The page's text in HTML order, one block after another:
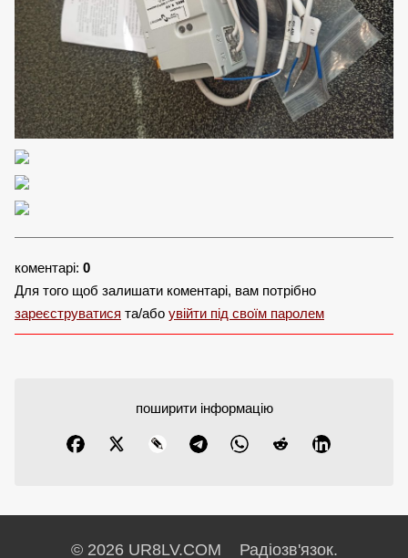
коментарі: 0
Для того щоб залишати коментарі, вам потрібно
зареєструватися та/або увійти під своїм паролем
поширити інформацію
© 2026 UR8LV.COM Радіозв'язок.